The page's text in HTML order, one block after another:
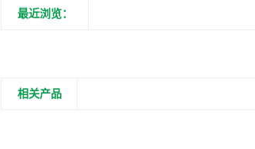
最近浏览：
相关产品